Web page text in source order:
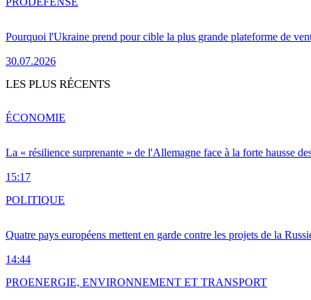
Pourquoi l'Ukraine prend pour cible la plus grande plateforme de
30.07.2026
LES PLUS RÉCENTS
La « résilience surprenante » de l'Allemagne face à la forte hausse
15:17
ÉCONOMIE
Quatre pays européens mettent en garde contre les projets de la
14:44
POLITIQUE
PROENERGIE, ENVIRONNEMENT ET TRANSPORT